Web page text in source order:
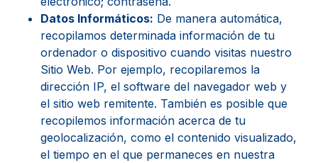
Datos Informáticos: De manera automática,
recopilamos determinada información de tu
ordenador o dispositivo cuando visitas nuestro
Sitio Web. Por ejemplo, recopilaremos la
dirección IP, el software del navegador web y
el sitio web remitente. También es posible que
recopilemos información acerca de tu
geolocalización, como el contenido visualizado,
el tiempo en el que permaneces en nuestra